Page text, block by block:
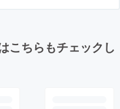
こちらもチェックし